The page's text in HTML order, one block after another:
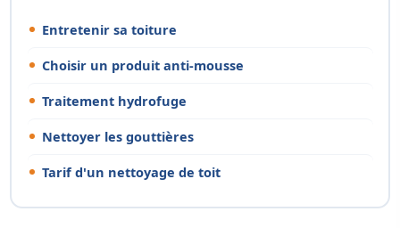
Entretenir sa toiture
Choisir un produit anti-mousse
Traitement hydrofuge
Nettoyer les gouttières
Tarif d'un nettoyage de toit